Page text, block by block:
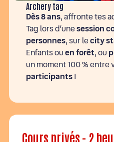
Archery tag
Dès 8 ans, affronte tes
Tag lors d’unesession
personnes, sur lecity
Enfants ouen forêt, ou
un moment 100 % entre
participants!
Cours privés - 2